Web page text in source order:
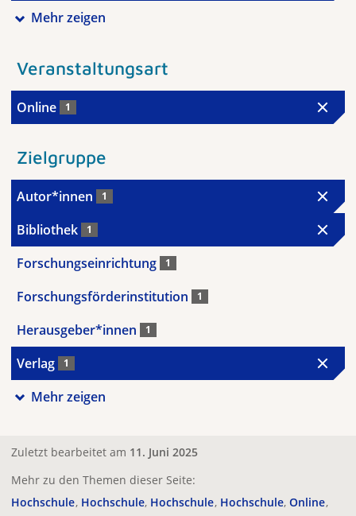
Mehr zeigen
Veranstaltungsart
Online 1
Zielgruppe
Autor*innen 1
Bibliothek 1
Forschungseinrichtung 1
Forschungsförderinstitution 1
Herausgeber*innen 1
Verlag 1
Mehr zeigen
Zuletzt bearbeitet am 11. Juni 2025
Mehr zu den Themen dieser Seite:
Hochschule Hochschule Hochschule Hochschule Online